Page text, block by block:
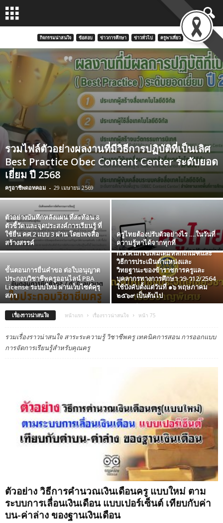
กิจกรรมน่าสนใจ ข้อสอบ ข่าวการศึกษา ข่าวทั่วไป ครูพาเที่ยว
รวมไฟล์ตัวอย่างผลงานที่มีวิธีการปฏิบัติที่เป็นเลิศ
Best Practice Obec Content Center ระดับยอด
เยี่ยม ปี 2568
ครูอาชีพดอทคอม - 29 เมษายน 2569
ตัวอย่างบันทึกหลังแผน ที่สะท้อน 8
ตัวชี้วัด และจุดประสงค์การเรียนรู้ ที่
ใช้ยื่น คศ.2 แบบ 3 ผ่าน โดยเพจสื่อ
สร้างสรรค์
ครูไทยต้องปรับตัวอย่างไร ….ในวันที่
ความรู้หาได้จากทุกที่
ขั้นตอนการยื่นคำขอ ต่อใบอนุญาต
ประกอบวิชาชีพครูออนไลน์ PBA
License ระบบใหม่ ผ่านเว็บไซต์คุรุ
สภา
ดาวน์โหลด เกณฑ์ใหม่เชิงประจักษ์
เชี่ยวชาญ เชี่ยวชาญพิเศษ
ก.ค.ศ.แก้ไขเพิ่มเติมหลักเกณฑ์และ
วิธีการประเมินตำแหน่งและ
วิทยฐานะของข้าราชการครูและ
บุคลากรทางการศึกษา ว9-ว12/2564
ใช้บังคับตั้งแต่วันที่ ๑๖ พฤษภาคม
๒๕๖๙ เป็นต้นไป
เรื่องราวน่าสนใจ หน้าแรก เรื่องราวน่าสนใจ หน้า 75
รวมเรื่องราวน่าสนใจ สาระระความรู้ วิชาชีพครู เทคนิคการสอน การออกแบบ
การจัดการเรียนรู้สำหรับคุณครู
ตัวอย่าง วิธีการคำนวณเงินเดือนครู แบบใหม่ ตาม
ระบบการเลื่อนเงินเดือน แบบเปอร์เซ็นต์ เทียบกับค่า
บน-ค่าล่าง ของฐานเงินเดือน